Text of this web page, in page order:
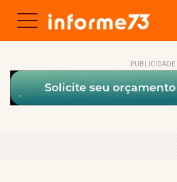
PUBLICIDADE